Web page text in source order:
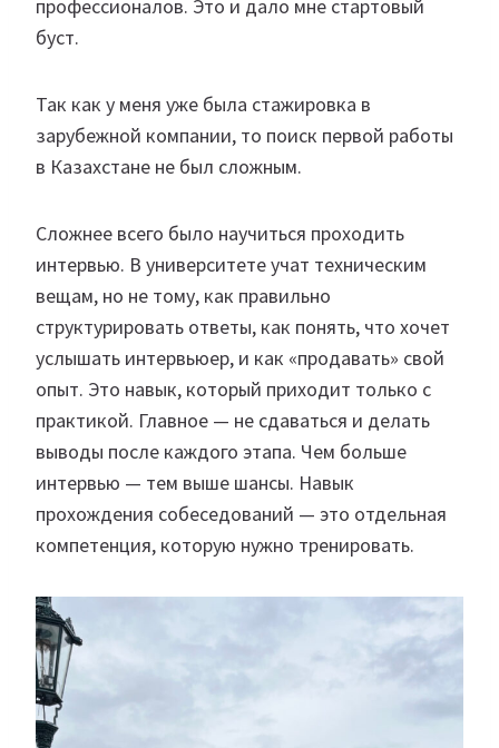
профессионалов. Это и дало мне стартовый
буст.
Так как у меня уже была стажировка в
зарубежной компании, то поиск первой работы
в Казахстане не был сложным.
Сложнее всего было научиться проходить
интервью. В университете учат техническим
вещам, но не тому, как правильно
структурировать ответы, как понять, что хочет
услышать интервьюер, и как «продавать» свой
опыт. Это навык, который приходит только с
практикой. Главное — не сдаваться и делать
выводы после каждого этапа. Чем больше
интервью — тем выше шансы. Навык
прохождения собеседований — это отдельная
компетенция, которую нужно тренировать.